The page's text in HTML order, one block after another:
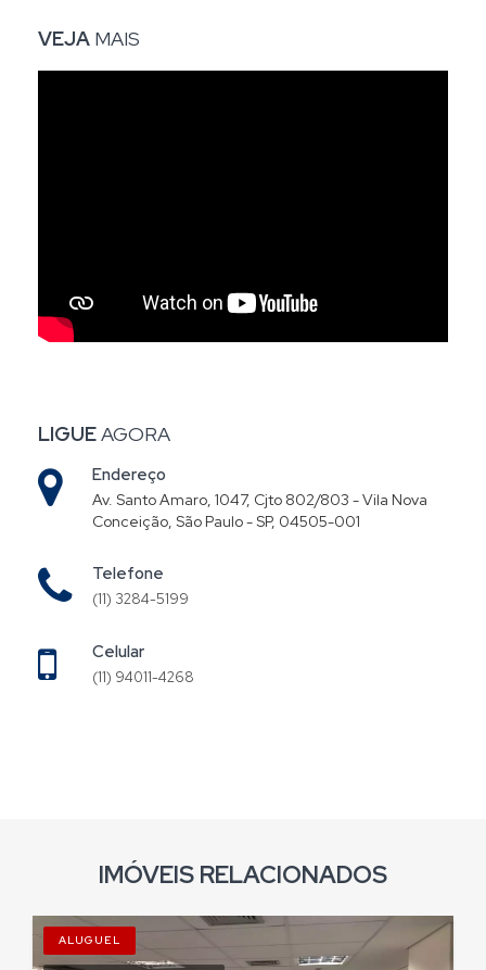
VEJA MAIS
LIGUEAGORA
Endereço
Av. Santo Amaro, 1047, Cjto 802/803 - Vila Nova
Conceição, São Paulo - SP, 04505-001
Telefone
(11) 3284-5199
Celular
(11) 94011-4268
IMÓVEIS RELACIONADOS
ALUGUEL